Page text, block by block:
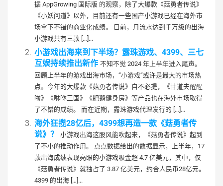
据 AppGrowing 国际版 的观察，除了大爆款《菇勇者传说》
《小妖问道》以外，目前还有一些国产小游戏已经在海外市
场拿下不错的商业化成绩。 目前，月流水达到千万级的出海
小游戏共有三款 […]...
小游戏出海来到下半场？露珠游戏、4399、三七
互娱持续推出新作 不知不觉 2024 年上半年进入尾声。
回顾上半年的游戏出海市场，“小游戏”或许是最大的市场热
点。今年的大爆款《菇勇者传说》自不必提，《甘道夫醒醒
啦》《咻咻三国》《肥鹅健身房》等产品也在海外市场取得
了不错的成绩。 而在近期，露珠游戏代理发行的 […]...
海外狂揽28亿后，4399想再造一款《菇勇者传
说》？
小游戏出海这股风能吹起来，《菇勇者传说》起到
了不小的推动作用。 点点数据给出的数据显示，上半年，17
款出海成绩表现亮眼的小游戏吸金超 4.7 亿美元，其中，仅
《菇勇者传说》就独占了 3.87 亿美元，约合人民币28亿元。
4399 的出海 […]...